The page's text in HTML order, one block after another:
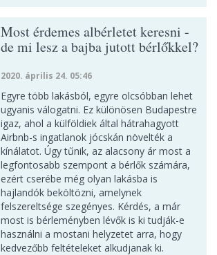
Most érdemes albérletet keresni -
de mi lesz a bajba jutott bérlőkkel?
2020. április 24. 05:46
Egyre több lakásból, egyre olcsóbban lehet
ugyanis válogatni. Ez különösen Budapestre
igaz, ahol a külföldiek által hátrahagyott
Airbnb-s ingatlanok jócskán növelték a
kínálatot. Úgy tűnik, az alacsony ár most a
legfontosabb szempont a bérlők számára,
ezért cserébe még olyan lakásba is
hajlandók beköltözni, amelynek
felszereltsége szegényes. Kérdés, a már
most is bérleményben lévők is ki tudják-e
használni a mostani helyzetet arra, hogy
kedvezőbb feltételeket alkudjanak ki.